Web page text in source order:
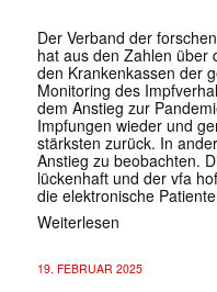
Der Verband der
hat aus den Zahlen über
den Krankenkassen der
Monitoring des
dem Anstieg zur
Impfungen wieder und
stärksten zurück. In
Anstieg zu beobachten.
lückenhaft und der vfa
die elektronische
Weiterlesen
19. FEBRUAR 2025